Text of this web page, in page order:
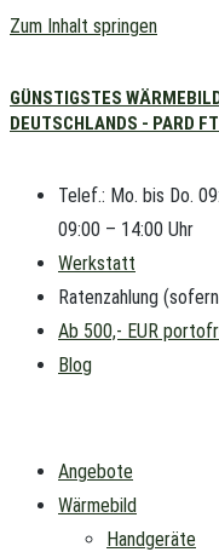
Zum Inhalt springen
GÜNSTIGSTES
DEUTSCHLANDS - PARD
Telef.: Mo. bis Do.
09:00 – 14:00 Uhr
Werkstatt
Ratenzahlung
Ab 500,- EUR
Blog
Angebote
Wärmebild
Handgeräte